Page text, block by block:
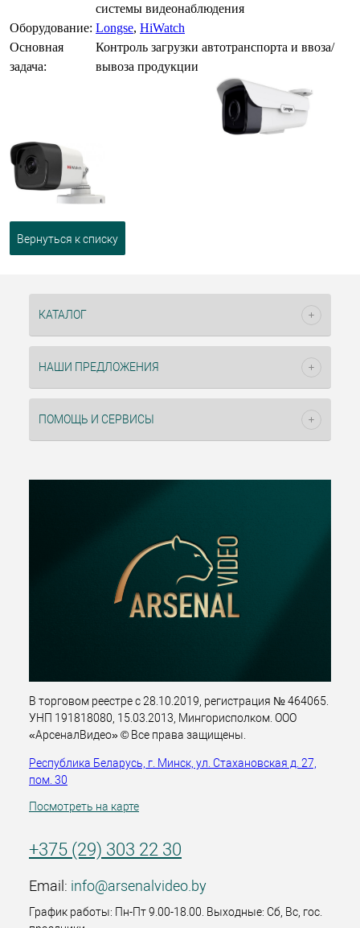
системы видеонаблюдения
Оборудование: Longse, HiWatch
Основная
задача:
Контроль загрузки автотранспорта и ввоза/
вывоза продукции
Вернуться к списку
КАТАЛОГ
НАШИ ПРЕДЛОЖЕНИЯ
ПОМОЩЬ И СЕРВИСЫ
В торговом реестре с 28.10.2019, регистрация № 464065.
УНП 191818080, 15.03.2013, Мингорисполком. ООО
«АрсеналВидео» © Все права защищены.
Республика Беларусь, г. Минск, ул. Стахановская д. 27,
пом. 30
Посмотреть на карте
+375 (29) 303 22 30
Email: info@arsenalvideo.by
График работы: Пн-Пт 9.00-18.00. Выходные: Сб, Вс, гос.